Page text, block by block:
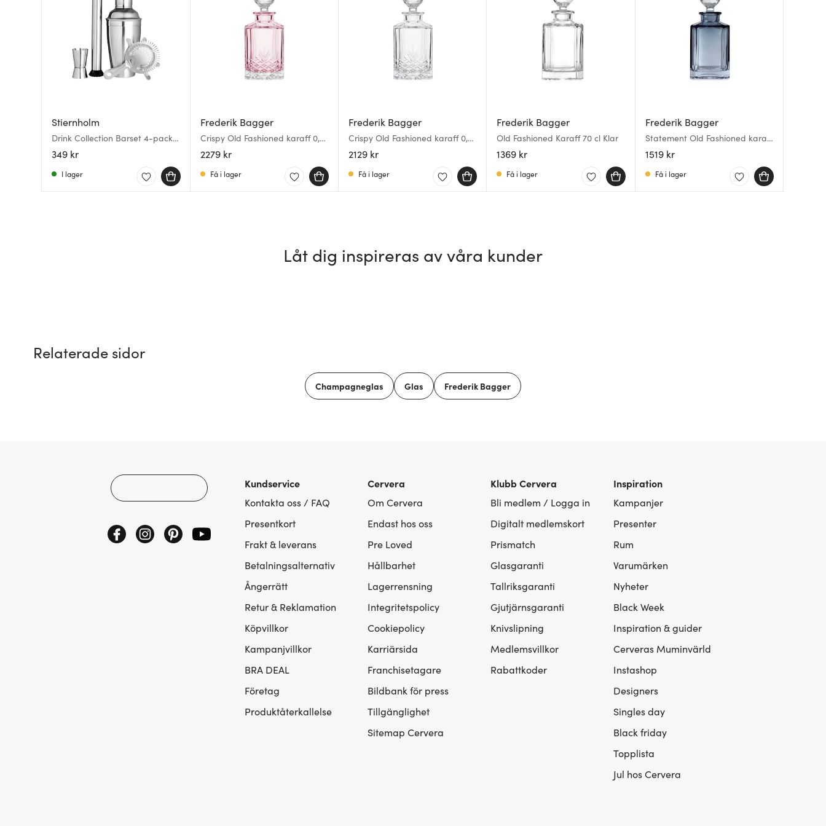
Stiernholm
Drink Collection Barset 4-pack
Matt finish
349 kr
I lager
Frederik Bagger
Crispy Old Fashioned karaff 0,7
L topaz
2279 kr
Få i lager
Frederik Bagger
Crispy Old Fashioned karaff 0,7
L clear
2129 kr
Få i lager
Frederik Bagger
Old Fashioned Karaff 70 cl Klar
1369 kr
Få i lager
Frederik Bagger
Statement Old Fashioned karaff
0,7 L sapphire
1519 kr
Få i lager
Låt dig inspireras av våra kunder
Relaterade sidor
Champagneglas Glas Frederik Bagger
Kundservice
Kontakta oss / FAQ
Presentkort
Frakt & leverans
Betalningsalternativ
Ångerrätt
Retur & Reklamation
Köpvillkor
Kampanjvillkor
BRA DEAL
Företag
Produktåterkallelse
Cervera
Om Cervera
Endast hos oss
Pre Loved
Hållbarhet
Lagerrensning
Integritetspolicy
Cookiepolicy
Karriärsida
Franchisetagare
Bildbank för press
Tillgänglighet
Sitemap Cervera
Klubb Cervera
Bli medlem / Logga in
Digitalt medlemskort
Prismatch
Glasgaranti
Tallriksgaranti
Gjutjärnsgaranti
Knivslipning
Medlemsvillkor
Rabattkoder
Inspiration
Kampanjer
Presenter
Rum
Varumärken
Nyheter
Black Week
Inspiration & guider
Cerveras Muminvärld
Instashop
Designers
Singles day
Black friday
Topplista
Jul hos Cervera